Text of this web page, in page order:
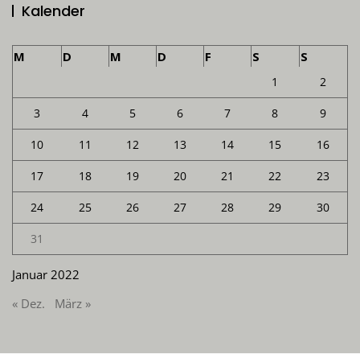
Kalender
Januar 2022
M D M D F S S
1 2
3 4 5 6 7 8 9
10 11 12 13 14 15 16
17 18 19 20 21 22 23
24 25 26 27 28 29 30
31
« Dez. März »